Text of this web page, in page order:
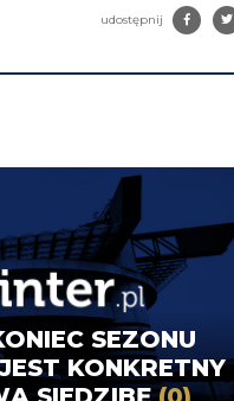
udostępnij
SEZONU
KONKRETNY